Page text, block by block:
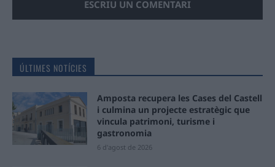
ÚLTIMES NOTÍCIES
Amposta recupera les Cases del Castell
i culmina un projecte estratègic que
vincula patrimoni, turisme i
gastronomia
6 d'agost de 2026